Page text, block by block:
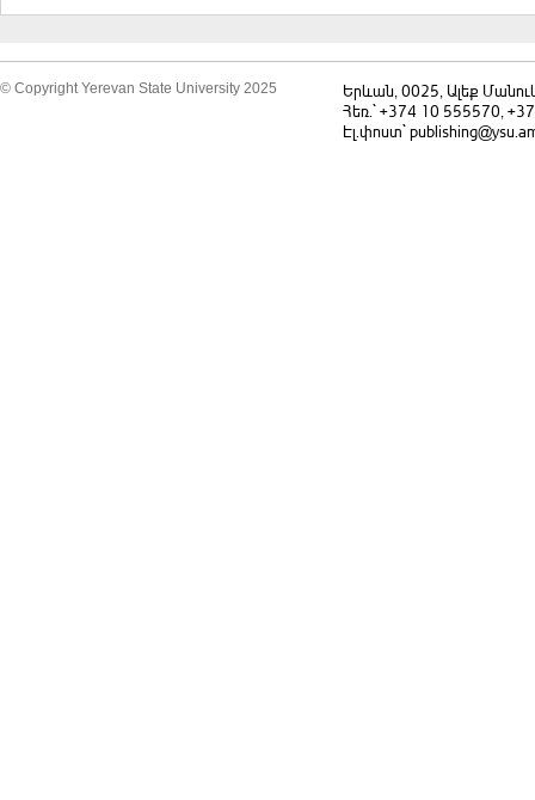
© Copyright Yerevan State University 2025
Երևան, 0025, Ալեք
Հեռ.` +374 10 555570,
Էլ.փոստ`